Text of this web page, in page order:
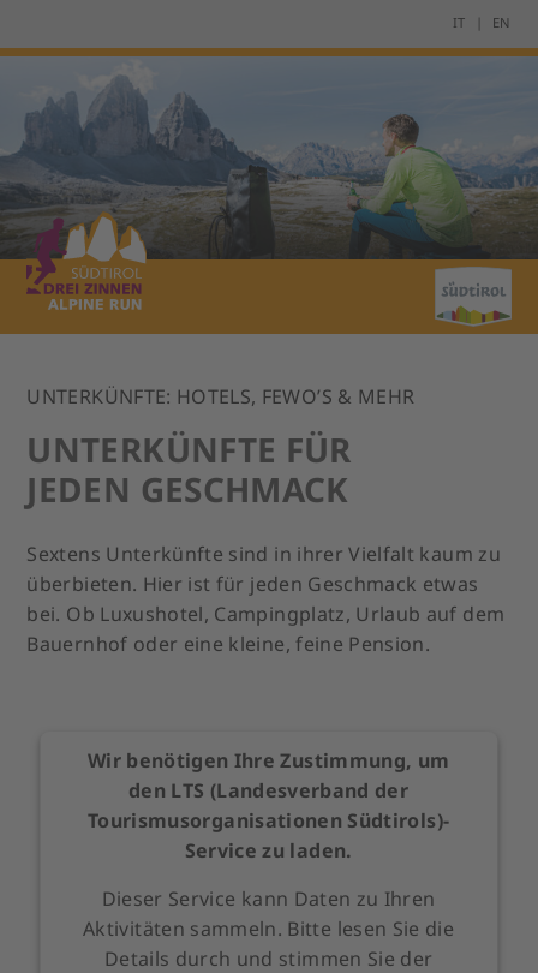
IT EN
UNTERKÜNFTE: HOTELS, FEWO’S & MEHR
UNTERKÜNFTE FÜR
JEDEN GESCHMACK
Sextens Unterkünfte sind in ihrer Vielfalt kaum zu
überbieten. Hier ist für jeden Geschmack etwas
bei. Ob Luxushotel, Campingplatz, Urlaub auf dem
Bauernhof oder eine kleine, feine Pension.
Wir benötigen Ihre Zustimmung, um
den LTS (Landesverband der
Tourismusorganisationen Südtirols)-
Service zu laden.
Dieser Service kann Daten zu Ihren
Aktivitäten sammeln. Bitte lesen Sie die
Details durch und stimmen Sie der